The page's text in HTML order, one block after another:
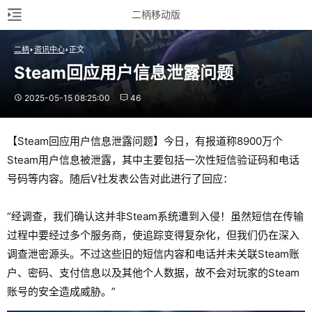
二柄移动版
二柄 资讯中心 正文
Steam回应用户信息泄露问题
2025-05-15 08:25:00 46
【Steam回应用户信息泄露问题】今日，有报道称8900万个
Steam用户信息被泄露，其中主要包括一次性短信验证码和电话
号码等内容。随后V社发表公告对此进行了回应：
“经调查，我们确认这并非Steam系统遭到入侵！虽然短信在传输
过程中要经过多个服务商，使追踪变得复杂化，但我们仍在深入
调查泄密源头。不过这些旧的短信内容和电话并未关联Steam账
户、密码、支付信息以及其他个人数据，故不会对玩家的Steam
账号的安全造成威胁。”